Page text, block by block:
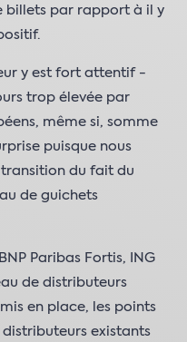
billets par rapport à il y
y est fort attentif -
trop élevée par
même si, somme
puisque nous
du fait du
de guichets
Paribas Fortis, ING
de distributeurs
en place, les points
distributeurs existants